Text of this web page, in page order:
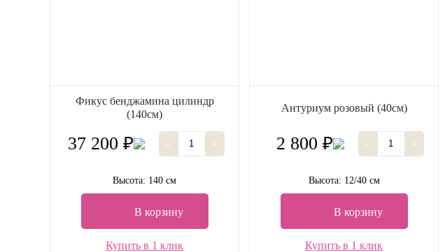
Фикус бенджамина цилиндр
(140см)
37 200 ₽ - +
Высота: 140 см
В корзину
Купить в 1 клик
Антуриум розовый (40см)
2 800 ₽ - +
Высота: 12/40 см
В корзину
Купить в 1 клик